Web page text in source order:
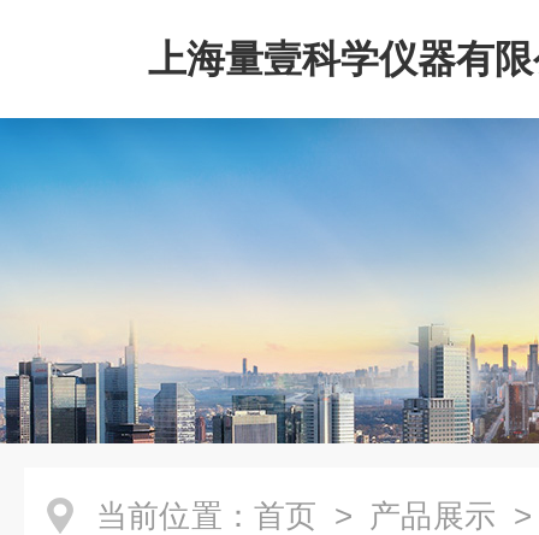
上海量壹科学仪器有
当前位置： 首页 > 产品展示